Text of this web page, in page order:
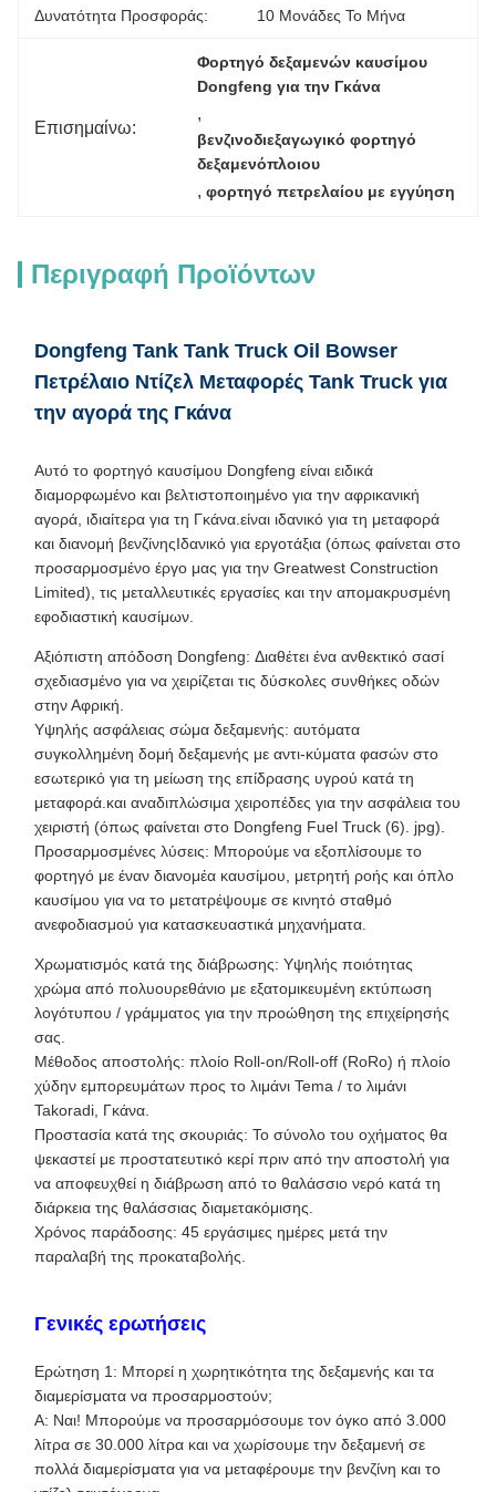
Δυνατότητα Προσφοράς: 10 Μονάδες Το Μήνα
Επισημαίνω:
Φορτηγό δεξαμενών καυσίμου
Dongfeng για την Γκάνα
,
βενζινοδιεξαγωγικό φορτηγό
δεξαμενόπλοιου
, φορτηγό πετρελαίου με εγγύηση
Περιγραφή Προϊόντων
Dongfeng Tank Tank Truck Oil Bowser
Πετρέλαιο Ντίζελ Μεταφορές Tank Truck για
την αγορά της Γκάνα
Αυτό το φορτηγό καυσίμου Dongfeng είναι ειδικά
διαμορφωμένο και βελτιστοποιημένο για την αφρικανική
αγορά, ιδιαίτερα για τη Γκάνα.είναι ιδανικό για τη μεταφορά
και διανομή βενζίνηςΙδανικό για εργοτάξια (όπως φαίνεται στο
προσαρμοσμένο έργο μας για την Greatwest Construction
Limited), τις μεταλλευτικές εργασίες και την απομακρυσμένη
εφοδιαστική καυσίμων.
Αξιόπιστη απόδοση Dongfeng: Διαθέτει ένα ανθεκτικό σασί
σχεδιασμένο για να χειρίζεται τις δύσκολες συνθήκες οδών
στην Αφρική.
Υψηλής ασφάλειας σώμα δεξαμενής: αυτόματα
συγκολλημένη δομή δεξαμενής με αντι-κύματα φασών στο
εσωτερικό για τη μείωση της επίδρασης υγρού κατά τη
μεταφορά.και αναδιπλώσιμα χειροπέδες για την ασφάλεια του
χειριστή (όπως φαίνεται στο Dongfeng Fuel Truck (6). jpg).
Προσαρμοσμένες λύσεις: Μπορούμε να εξοπλίσουμε το
φορτηγό με έναν διανομέα καυσίμου, μετρητή ροής και όπλο
καυσίμου για να το μετατρέψουμε σε κινητό σταθμό
ανεφοδιασμού για κατασκευαστικά μηχανήματα.
Χρωματισμός κατά της διάβρωσης: Υψηλής ποιότητας
χρώμα από πολυουρεθάνιο με εξατομικευμένη εκτύπωση
λογότυπου / γράμματος για την προώθηση της επιχείρησής
σας.
Μέθοδος αποστολής: πλοίο Roll-on/Roll-off (RoRo) ή πλοίο
χύδην εμπορευμάτων προς το λιμάνι Tema / το λιμάνι
Takoradi, Γκάνα.
Προστασία κατά της σκουριάς: Το σύνολο του οχήματος θα
ψεκαστεί με προστατευτικό κερί πριν από την αποστολή για
να αποφευχθεί η διάβρωση από το θαλάσσιο νερό κατά τη
διάρκεια της θαλάσσιας διαμετακόμισης.
Χρόνος παράδοσης: 45 εργάσιμες ημέρες μετά την
παραλαβή της προκαταβολής.
Γενικές ερωτήσεις
Ερώτηση 1: Μπορεί η χωρητικότητα της δεξαμενής και τα
διαμερίσματα να προσαρμοστούν;
Α: Ναι! Μπορούμε να προσαρμόσουμε τον όγκο από 3.000
λίτρα σε 30.000 λίτρα και να χωρίσουμε την δεξαμενή σε
πολλά διαμερίσματα για να μεταφέρουμε την βενζίνη και το